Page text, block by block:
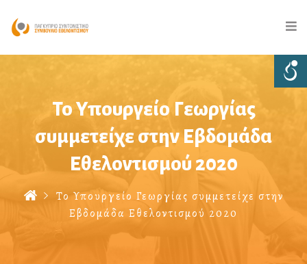
Το Υπουργείο Γεωργίας
συμμετείχε στην Εβδομάδα
Εθελοντισμού 2020
Το Υπουργείο Γεωργίας συμμετείχε στην
Εβδομάδα Εθελοντισμού 2020